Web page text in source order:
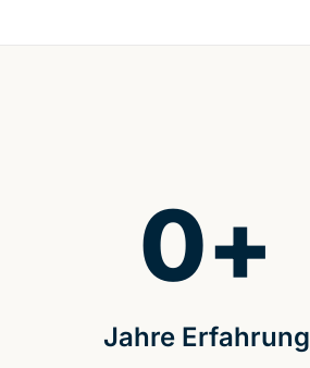
Jahre Erfahrung
0+